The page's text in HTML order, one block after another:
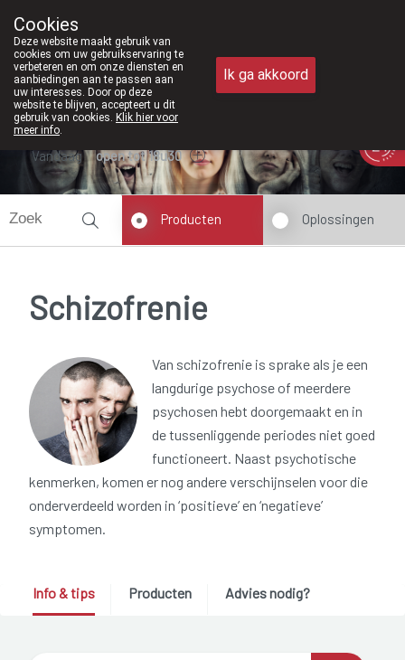
011/610300
Vandaag open tot 18u30
Producten Oplossingen
Schizofrenie
Van schizofrenie is sprake als je een
langdurige psychose of meerdere
psychosen hebt doorgemaakt en in
de tussenliggende periodes niet goed
functioneert. Naast psychotische
kenmerken, komen er nog andere verschijnselen voor die
onderverdeeld worden in ‘positieve’ en ‘negatieve’
symptomen.
Info & tips Producten Advies nodig?
Cookies
Deze website maakt gebruik van
cookies om uw gebruikservaring te
verbeteren en om onze diensten en
aanbiedingen aan te passen aan
uw interesses. Door op deze
website te blijven, accepteert u dit
gebruik van cookies. Klik hier voor
meer info.
Ik ga akkoord